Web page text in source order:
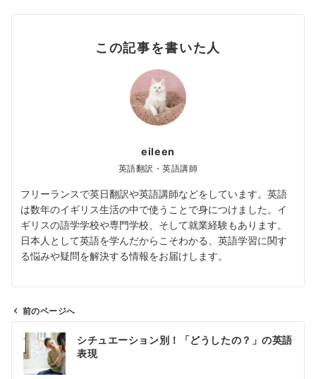
この記事を書いた人
eileen
英語翻訳・英語講師
フリーランスで英日翻訳や英語講師などをしています。英語
は数年のイギリス生活の中で使うことで身につけました。イ
ギリスの語学学校や専門学校、そして就業経験もあります。
日本人として英語を学んだからこそわかる、英語学習に関す
る悩みや疑問を解決する情報をお届けします。
前のページへ
シチュエーション別！「どうしたの？」の英語
表現